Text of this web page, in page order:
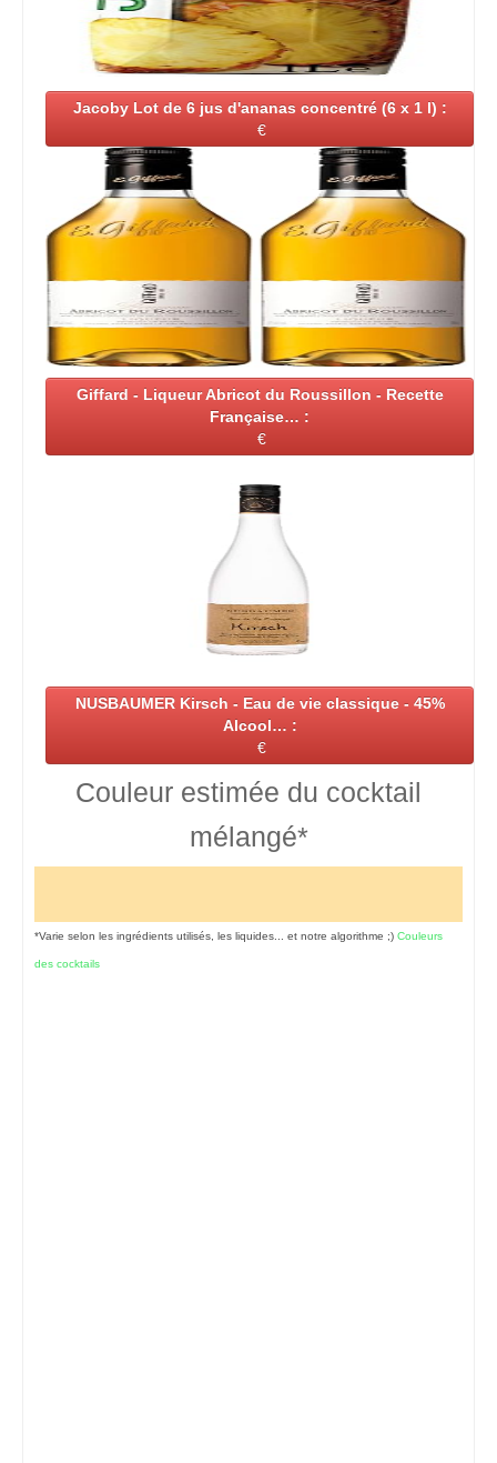
Jacoby Lot de 6 jus d'ananas concentré (6 x 1 l) :
€
Giffard - Liqueur Abricot du Roussillon - Recette
Française… :
€
NUSBAUMER Kirsch - Eau de vie classique - 45%
Alcool… :
€
Couleur estimée du cocktail
mélangé*
*Varie selon les ingrédients utilisés, les liquides... et notre algorithme ;) Couleurs
des cocktails